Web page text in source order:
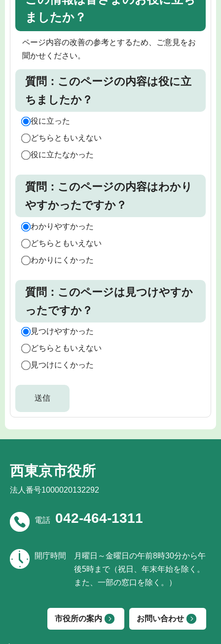
ましたか？
ページ内容の改善の参考とするため、ご意見をお
聞かせください。
質問：このページの内容は役に立
ちましたか？
役に立った
どちらともいえない
役に立たなかった
質問：このページの内容はわかり
やすかったですか？
わかりやすかった
どちらともいえない
わかりにくかった
質問：このページは見つけやすか
ったですか？
見つけやすかった
どちらともいえない
見つけにくかった
西東京市役所
法人番号1000020132292
電話 042-464-1311
開庁時間
月曜日～金曜日の午前8時30分から午
後5時まで（祝日、年末年始を除く。
また、一部の窓口を除く。）
市役所の案内 お問い合わせ